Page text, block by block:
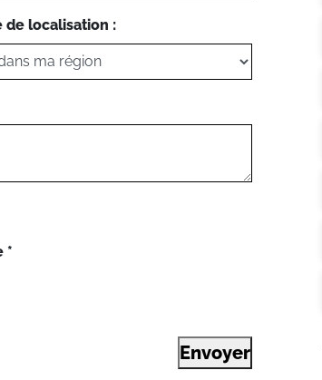
de localisation :
*
Envoyer